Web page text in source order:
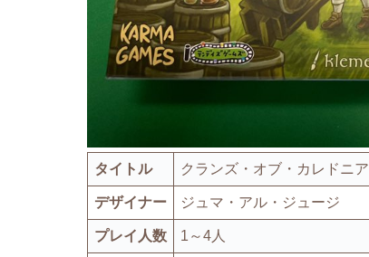
タイトル クランズ・オブ・カレドニア
デザイナー ジュマ・アル・ジュージ
プレイ人数 1～4人